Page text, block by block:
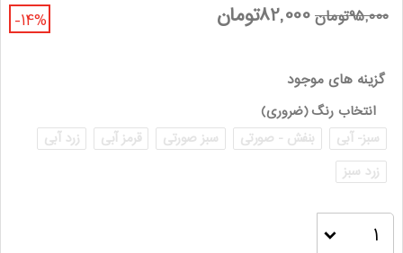
95,000تومان 82,000تومان -14%
گزینه های موجود
انتخاب رنگ(ضروری)
سبز- آبی
بنفش - صورتی سبز صورتی قرمز آبی
زرد آبی
زرد سبز